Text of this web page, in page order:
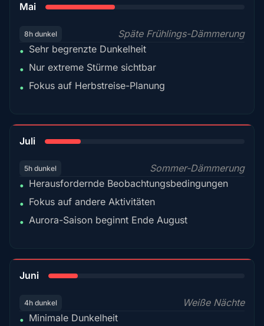
Mai
8h dunkel
Späte Frühlings-Dämmerung
• Sehr begrenzte Dunkelheit
• Nur extreme Stürme sichtbar
• Fokus auf Herbstreise-Planung
Juli
5h dunkel
Sommer-Dämmerung
• Herausfordernde Beobachtungsbedingungen
• Fokus auf andere Aktivitäten
• Aurora-Saison beginnt Ende August
Juni
4h dunkel
Weiße Nächte
• Minimale Dunkelheit